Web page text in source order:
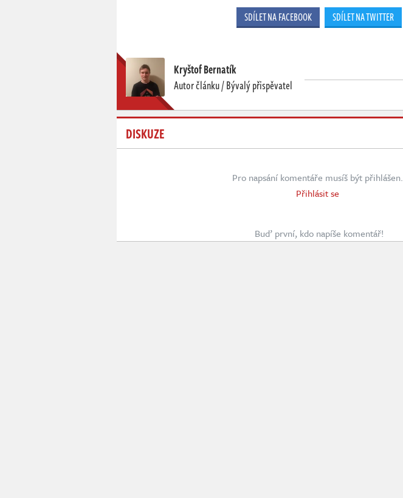
SDÍLET NA FACEBOOK SDÍLET NA TWITTER
Kryštof Bernatík
Autor článku / Bývalý přispěvatel
DISKUZE
Pro napsání komentáře musíš být přihlášen.
Přihlásit se
Buď první, kdo napíše komentář!